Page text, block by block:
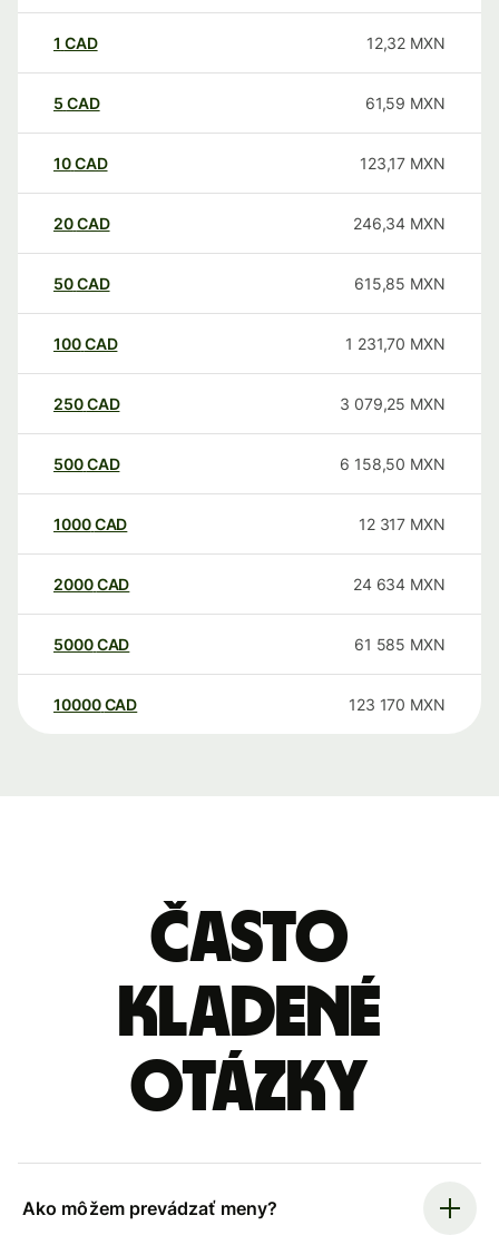
1 CAD 12,32 MXN
5 CAD 61,59 MXN
10CAD 123,17 MXN
20CAD 246,34 MXN
50CAD 615,85 MXN
100CAD 1 231,70 MXN
250CAD 3 079,25 MXN
500CAD 6 158,50 MXN
1000CAD 12 317 MXN
2000CAD 24 634 MXN
5000CAD 61 585 MXN
10000 CAD 123 170 MXN
Často
kladené
otázky
Ako môžem prevádzať meny?